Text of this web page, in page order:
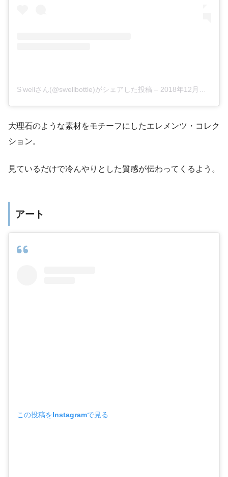
S’wellさん(@swellbottle)がシェアした投稿 – 2018年12月月15日午前11時14分PST
大理石のような素材をモチーフにしたエレメンツ・コレク
ション。
見ているだけで冷んやりとした質感が伝わってくるよう。
アート
この投稿をInstagramで見る